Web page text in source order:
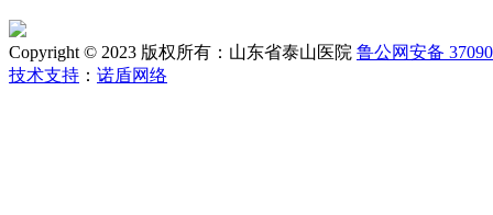
Copyright © 2023 版权所有：山东省泰山医院 鲁公网安备
技术支持 ： 诺盾网络